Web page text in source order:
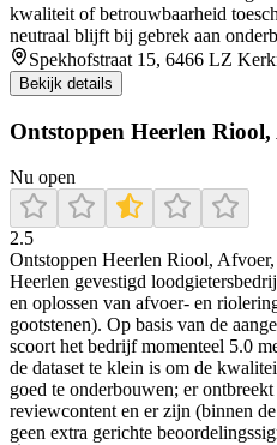
kwaliteit of betrouwbaarheid
neutraal blijft bij gebrek aan
Spekhofstraat 15, 6466 LZ
Bekijk details
Ontstoppen Heerlen
Nu open
2.5
Ontstoppen Heerlen Riool,
Heerlen gevestigd
en oplossen van afvoer- en
gootstenen). Op basis van de
scoort het bedrijf momenteel 5.0
de dataset te klein is om de
goed te onderbouwen; er
reviewcontent en er zijn (binnen
geen extra gerichte